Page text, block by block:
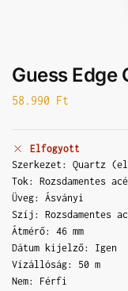
Guess Edge
58.990 Ft
Elfogyott
Szerkezet: Quartz
Tok: Rozsdamentes
Üveg: Ásványi
Szíj: Rozsdamentes
Átmérő: 46 mm
Dátum kijelző: Igen
Vízállóság: 50 m
Nem: Férfi